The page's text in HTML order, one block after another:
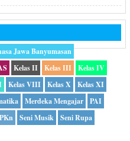
Jawa Banyumasan
Kelas II Kelas III
Kelas IV
Kelas VIII Kelas X
Kelas XI
Merdeka Mengajar
PAI
Seni Musik
Seni Rupa